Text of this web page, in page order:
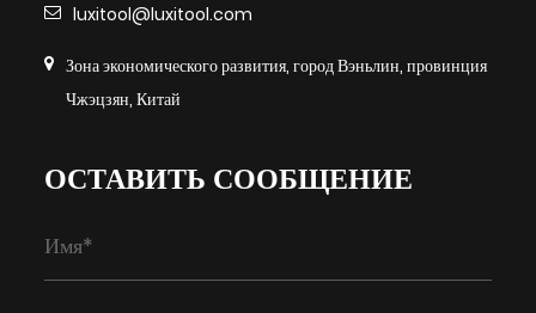
luxitool@luxitool.com
Зона экономического развития, город Вэньлин, провинция
Чжэцзян, Китай
ОСТАВИТЬ СООБЩЕНИЕ